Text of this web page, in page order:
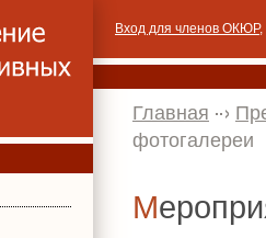
Вход для членов ОКЮР,
Главная
фотогалереи